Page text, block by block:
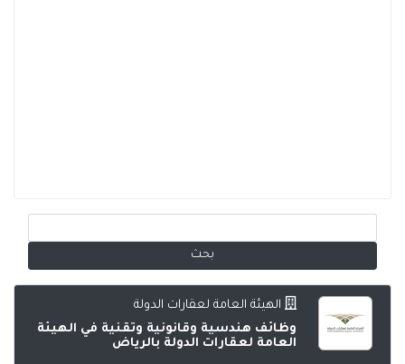
الهيئة العامة لعقارات الدولة
وظائف هندسية وقانونية وتقنية في الهيئة
العامة لعقارات الدولة بالرياض